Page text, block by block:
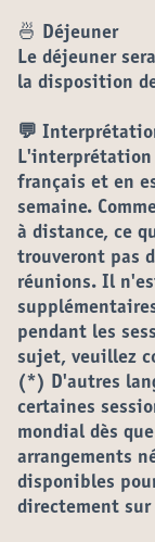
🍜 Déjeuner
Le déjeuner
la disposition
💬
L'interprétation
français et en
semaine.
à distance, ce
trouveront pas
réunions. Il
pendant les
sujet, veuillez
(*) D'autres
certaines
mondial dès
arrangements
disponibles
directement sur